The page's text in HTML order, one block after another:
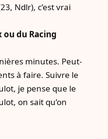
Ndlr), c’est vrai
ou du Racing
minutes. Peut-
à faire. Suivre le
je pense que le
on sait qu’on